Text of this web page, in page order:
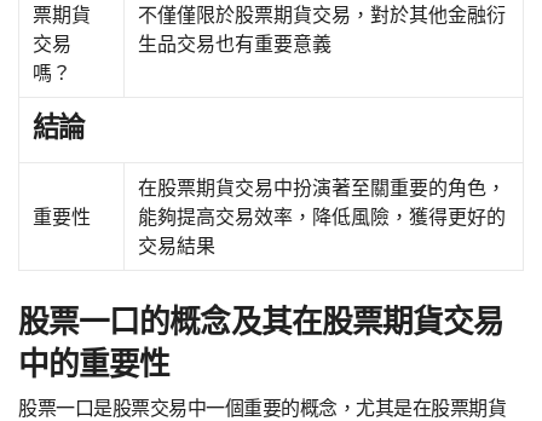
票期貨
交易
嗎？
不僅僅限於股票期貨交易，對於其他金融衍
生品交易也有重要意義
結論
重要性
在股票期貨交易中扮演著至關重要的角色，
能夠提高交易效率，降低風險，獲得更好的
交易結果
股票一口的概念及其在股票期貨交易
中的重要性
股票一口是股票交易中一個重要的概念，尤其是在股票期貨